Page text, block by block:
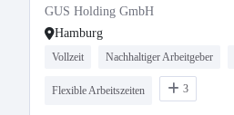
GUS Holding GmbH
Hamburg
Vollzeit Nachhaltiger Arbeitgeber
Flexible Arbeitszeiten 3